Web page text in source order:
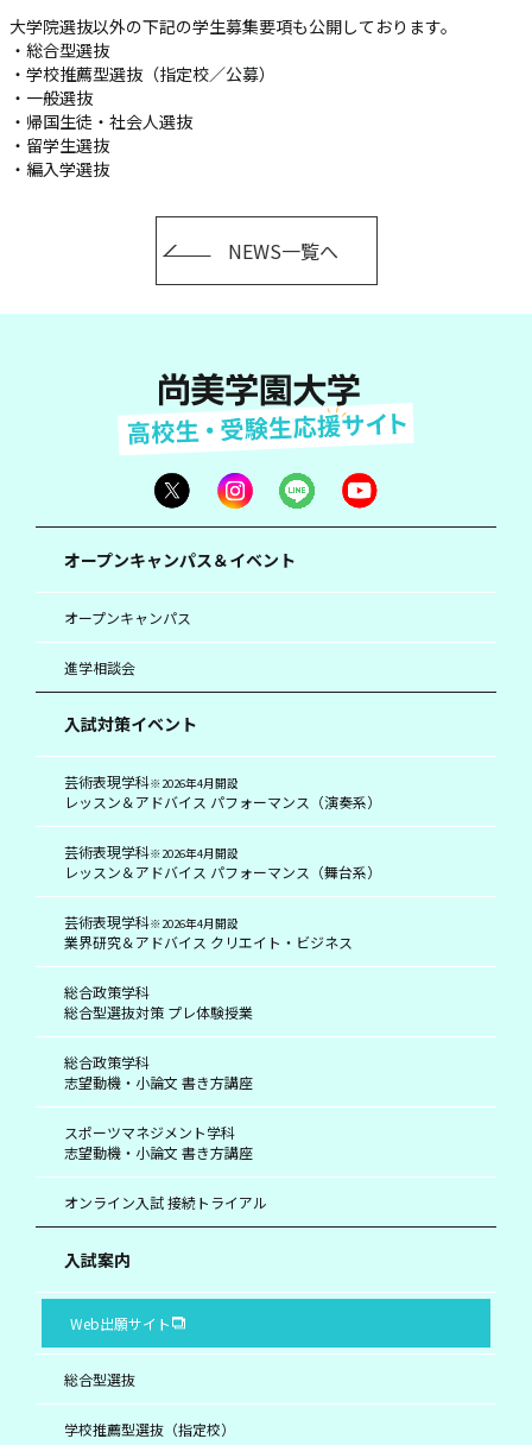
大学院選抜以外の下記の学生募集要項も公開しております。
・総合型選抜
・学校推薦型選抜（指定校／公募）
・一般選抜
・帰国生徒・社会人選抜
・留学生選抜
・編入学選抜
NEWS一覧へ
オープンキャンパス＆イベント
オープンキャンパス
進学相談会
入試対策イベント
芸術表現学科※2026年4月開設
レッスン＆アドバイス パフォーマンス（演奏系）
芸術表現学科※2026年4月開設
レッスン＆アドバイス パフォーマンス（舞台系）
芸術表現学科※2026年4月開設
業界研究＆アドバイス クリエイト・ビジネス
総合政策学科
総合型選抜対策 プレ体験授業
総合政策学科
志望動機・小論文 書き方講座
スポーツマネジメント学科
志望動機・小論文 書き方講座
オンライン入試 接続トライアル
入試案内
Web出願サイト
総合型選抜
学校推薦型選抜（指定校）